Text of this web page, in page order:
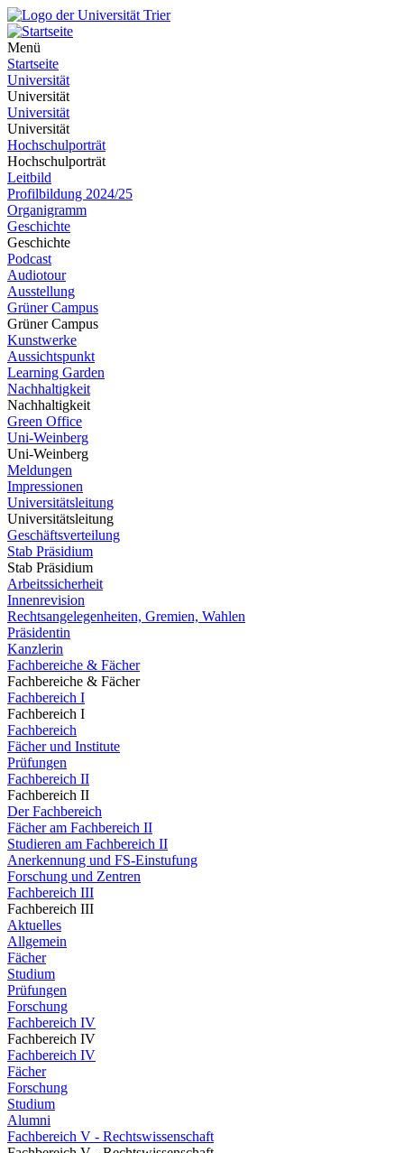
Menü
Startseite
Universität
Universität
Universität
Universität
Hochschulporträt
Hochschulporträt
Leitbild
Profilbildung 2024/25
Organigramm
Geschichte
Geschichte
Podcast
Audiotour
Ausstellung
Grüner Campus
Grüner Campus
Kunstwerke
Aussichtspunkt
Learning Garden
Nachhaltigkeit
Nachhaltigkeit
Green Office
Uni-Weinberg
Uni-Weinberg
Meldungen
Impressionen
Universitätsleitung
Universitätsleitung
Geschäftsverteilung
Stab Präsidium
Stab Präsidium
Arbeitssicherheit
Innenrevision
Rechtsangelegenheiten, Gremien, Wahlen
Präsidentin
Kanzlerin
Fachbereiche & Fächer
Fachbereiche & Fächer
Fachbereich I
Fachbereich I
Fachbereich
Fächer und Institute
Prüfungen
Fachbereich II
Fachbereich II
Der Fachbereich
Fächer am Fachbereich II
Studieren am Fachbereich II
Anerkennung und FS-Einstufung
Forschung und Zentren
Fachbereich III
Fachbereich III
Aktuelles
Allgemein
Fächer
Studium
Prüfungen
Forschung
Fachbereich IV
Fachbereich IV
Fachbereich IV
Fächer
Forschung
Studium
Alumni
Fachbereich V - Rechtswissenschaft